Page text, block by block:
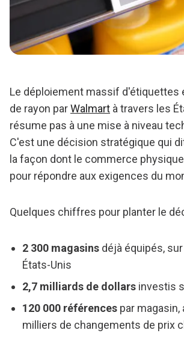
Le déploiement massif d'étiquettes
de rayon parWalmart à travers les
résume pas à une mise à niveau
C'est une décision stratégique qui
la façon dont le commerce
pour répondre aux exigences du
Quelques chiffres pour planter le
2 300 magasinsdéjà équipés, sur
États-Unis
2,7 milliards de dollarsinvestis
120 000 référencespar magasin,
milliers de changements de prix